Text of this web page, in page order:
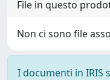
File in questo
Non ci sono file
I documenti in IRIS